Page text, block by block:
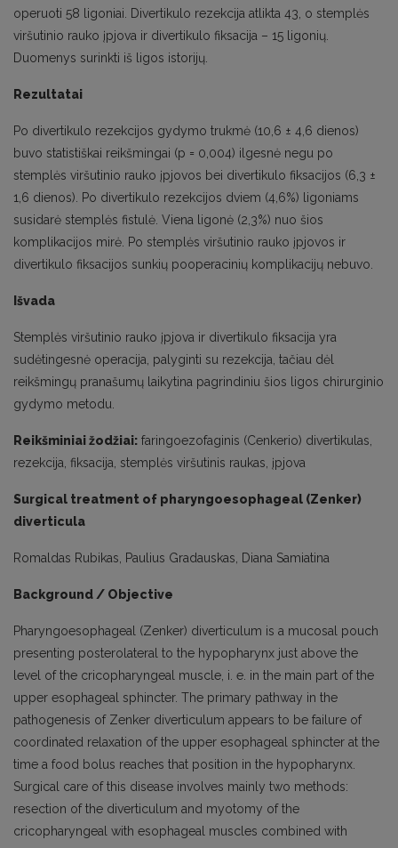
operuoti 58 ligoniai. Divertikulo rezekcija atlikta 43, o stemplės
viršutinio rauko įpjova ir divertikulo fiksacija – 15 ligonių.
Duomenys surinkti iš ligos istorijų.
Rezultatai
Po divertikulo rezekcijos gydymo trukmė (10,6 ± 4,6 dienos)
buvo statistiškai reikšmingai (p = 0,004) ilgesnė negu po
stemplės viršutinio rauko įpjovos bei divertikulo fiksacijos (6,3 ±
1,6 dienos). Po divertikulo rezekcijos dviem (4,6%) ligoniams
susidarė stemplės fistulė. Viena ligonė (2,3%) nuo šios
komplikacijos mirė. Po stemplės viršutinio rauko įpjovos ir
divertikulo fiksacijos sunkių pooperacinių komplikacijų nebuvo.
Išvada
Stemplės viršutinio rauko įpjova ir divertikulo fiksacija yra
sudėtingesnė operacija, palyginti su rezekcija, tačiau dėl
reikšmingų pranašumų laikytina pagrindiniu šios ligos chirurginio
gydymo metodu.
Reikšminiai žodžiai: faringoezofaginis (Cenkerio) divertikulas,
rezekcija, fiksacija, stemplės viršutinis raukas, įpjova
Surgical treatment of pharyngoesophageal (Zenker)
diverticula
Romaldas Rubikas, Paulius Gradauskas, Diana Samiatina
Background / Objective
Pharyngoesophageal (Zenker) diverticulum is a mucosal pouch
presenting posterolateral to the hypopharynx just above the
level of the cricopharyngeal muscle, i. e. in the main part of the
upper esophageal sphincter. The primary pathway in the
pathogenesis of Zenker diverticulum appears to be failure of
coordinated relaxation of the upper esophageal sphincter at the
time a food bolus reaches that position in the hypopharynx.
Surgical care of this disease involves mainly two methods:
resection of the diverticulum and myotomy of the
cricopharyngeal with esophageal muscles combined with